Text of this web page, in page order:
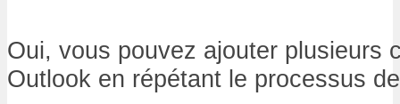
Oui, vous pouvez ajouter plusieurs
Outlook en répétant le processus